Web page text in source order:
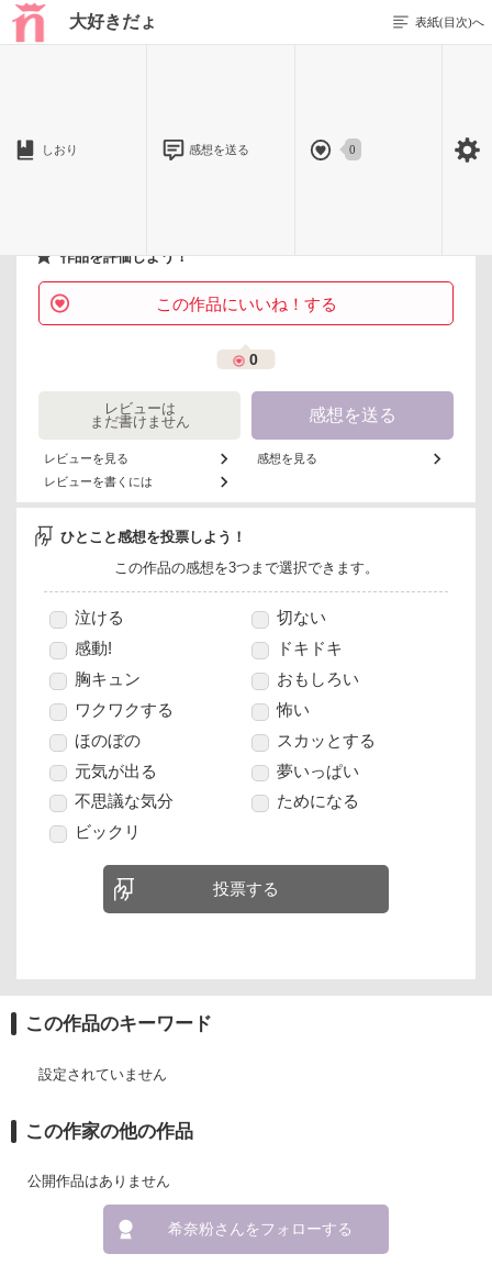
大好きだょ 表紙(目次)へ
しおり 感想を送る 0 1 / 1
作品を評価しよう！
この作品にいいね！する
0
レビューは
まだ書けません
レビューを見る
レビューを書くには
感想を送る
感想を見る
ひとこと感想を投票しよう！
この作品の感想を3つまで選択できます。
泣ける
切ない
感動!
ドキドキ
胸キュン
おもしろい
ワクワクする
怖い
ほのぼの
スカッとする
元気が出る
夢いっぱい
不思議な気分
ためになる
ビックリ
投票する
この作品のキーワード
設定されていません
この作家の他の作品
公開作品はありません
希奈粉さんをフォローする